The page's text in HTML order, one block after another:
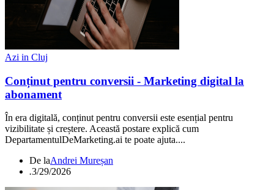
Azi in Cluj
Conținut pentru conversii - Marketing digital la
abonament
În era digitală, conținut pentru conversii este esențial pentru
vizibilitate și creștere. Această postare explică cum
DepartamentulDeMarketing.ai te poate ajuta....
De laAndrei Mureșan
.3/29/2026